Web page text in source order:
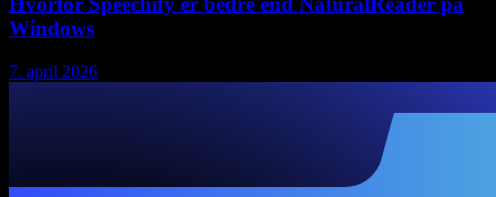
Windows
7. april 2026